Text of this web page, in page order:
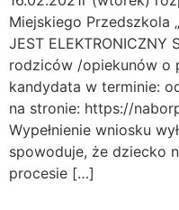
Miejskiego Przedszkola
JEST ELEKTRONICZNY
rodziców /opiekunów o
kandydata w terminie:
na stronie: https://
Wypełnienie wniosku
spowoduje, że dziecko
procesie […]